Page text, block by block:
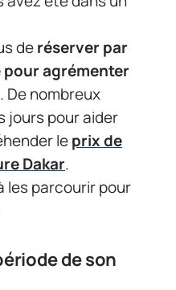
deréserver par
agrémenter
. De nombreux
jours pour aider
leprix de
Dakar.
les parcourir pour
de son